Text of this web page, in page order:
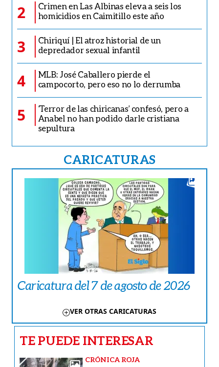
2
Crimen en Las Albinas eleva a seis los
homicidios en Caimitillo este año
3
Chiriquí | El atroz historial de un
depredador sexual infantil
4
MLB: José Caballero pierde el
campocorto, pero eso no lo derrumba
5
‘Terror de las chiricanas’ confesó, pero a
Anabel no han podido darle cristiana
sepultura
CARICATURAS
Caricatura del 7 de agosto de 2026
VER OTRAS CARICATURAS
TE PUEDE INTERESAR
CRÓNICA ROJA